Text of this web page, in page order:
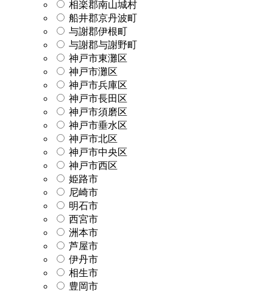
相楽郡南山城村
船井郡京丹波町
与謝郡伊根町
与謝郡与謝野町
神戸市東灘区
神戸市灘区
神戸市兵庫区
神戸市長田区
神戸市須磨区
神戸市垂水区
神戸市北区
神戸市中央区
神戸市西区
姫路市
尼崎市
明石市
西宮市
洲本市
芦屋市
伊丹市
相生市
豊岡市